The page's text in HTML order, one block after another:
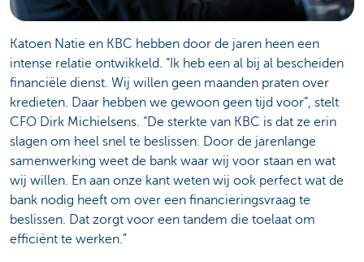
Katoen Natie en KBC hebben door de jaren heen een
intense relatie ontwikkeld. “Ik heb een al bij al bescheiden
financiële dienst. Wij willen geen maanden praten over
kredieten. Daar hebben we gewoon geen tijd voor”, stelt
CFO Dirk Michielsens. “De sterkte van KBC is dat ze erin
slagen om heel snel te beslissen. Door de jarenlange
samenwerking weet de bank waar wij voor staan en wat
wij willen. En aan onze kant weten wij ook perfect wat de
bank nodig heeft om over een financieringsvraag te
beslissen. Dat zorgt voor een tandem die toelaat om
efficiënt te werken.”